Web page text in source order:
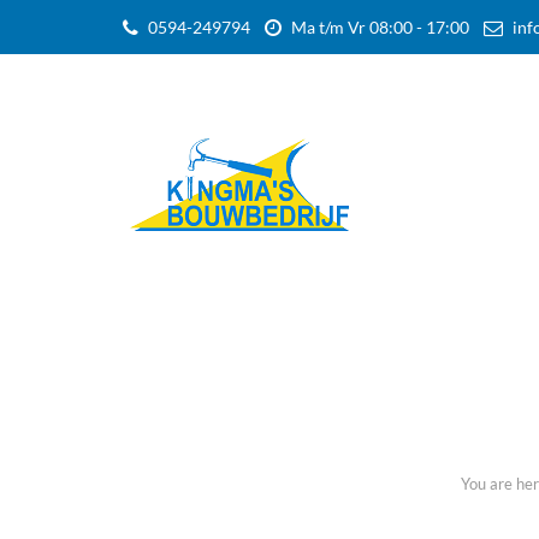
0594-249794 Ma t/m Vr 08:00 - 17:00